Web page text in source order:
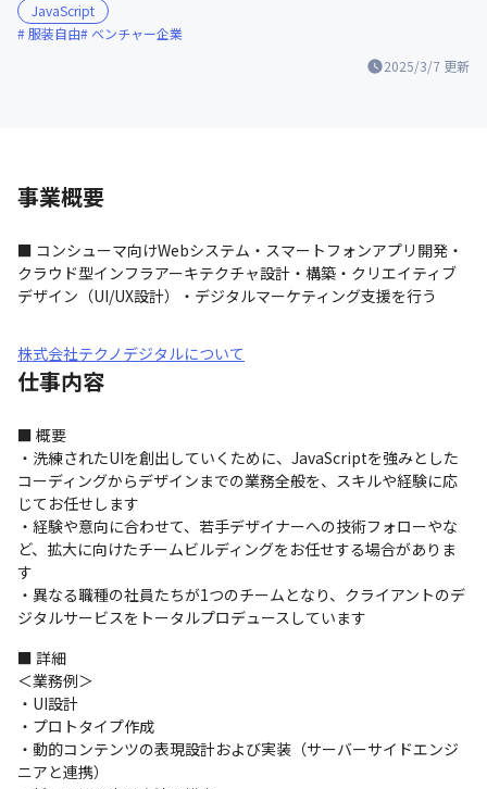
2025/3/7 更新
JavaScript
服装自由
ベンチャー企業
事業概要
■ コンシューマ向けWebシステム・スマートフォンアプリ開発・
クラウド型インフラアーキテクチャ設計・構築・クリエイティブ
デザイン（UI/UX設計）・デジタルマーケティング支援を行う
株式会社テクノデジタルについて
仕事内容
■ 概要
・洗練されたUIを創出していくために、JavaScriptを強みとした
コーディングからデザインまでの業務全般を、スキルや経験に応
じてお任せします
・経験や意向に合わせて、若手デザイナーへの技術フォローやな
ど、拡大に向けたチームビルディングをお任せする場合がありま
す
・異なる職種の社員たちが1つのチームとなり、クライアントのデ
ジタルサービスをトータルプロデュースしています
■ 詳細
＜業務例＞
・UI設計
・プロトタイプ作成
・動的コンテンツの表現設計および実装（サーバーサイドエンジ
ニアと連携）